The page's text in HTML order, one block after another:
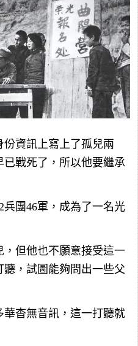
資訊上寫上了孤兒兩
戰死了，所以他要繼承
團46軍，成為了一名光
但他也不願意接受這一
，試圖能夠問出一些父
杳無音訊，這一打聽就